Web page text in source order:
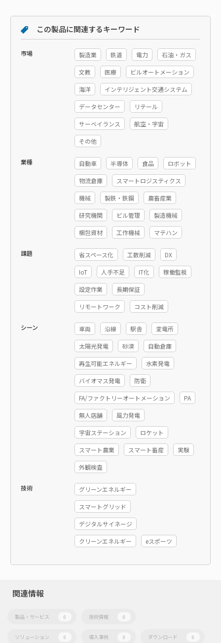
この製品に関連するキーワード
市場 製造業 鉄道 電力 石油・ガス
文教 医療 ビルオートメーション
海洋 インテリジェント交通システム
データセンター リテール
サーベイランス 航空・宇宙
その他
業種 自動車 半導体 食品 ロボット
物流倉庫 スマートロジスティクス
機械 製鉄・鉄鋼 農畜産業
研究機関 ビル管理 製造機械
梱包資材 工作機械 マテハン
課題 省スペース化 工数削減 DX
IoT 人手不足 IT化 稼働監視
設定作業 長期保証
リモートワーク コスト削減
シーン 車両 沿線 駅舎 変電所
太陽光発電 砂漠 自動倉庫
再生可能エネルギー 水素発電
バイオマス発電 防衛
FA/ファクトリーオートメーション PA
無人店舗 風力発電
宇宙ステーション ロケット
スマート農業 スマート畜産 実験
外観検査
技術 グリーンエネルギー
スマートグリッド
デジタルサイネージ
クリーンエネルギー eスポーツ
関連情報
製品・サービス 0 技術情報 0
ソリューション 0 導入事例 0 ダウンロード 0